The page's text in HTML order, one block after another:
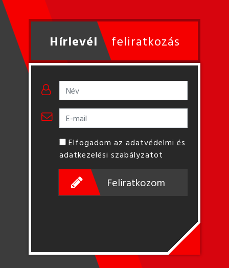
Hírlevél feliratkozás
Elfogadom az adatvédelmi és
adatkezelési szabályzatot
Feliratkozom